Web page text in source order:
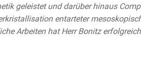
geleistet und darüber hinaus
entarteter
Arbeiten hat Herr Bonitz